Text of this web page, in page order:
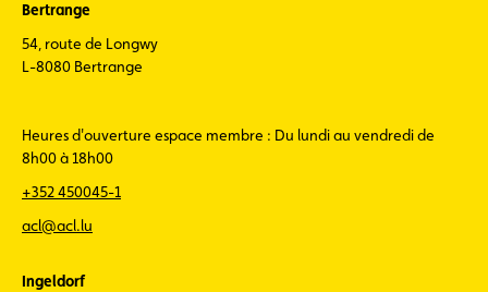
Bertrange
54, route de Longwy
L-8080 Bertrange
Heures d'ouverture espace membre : Du lundi au vendredi de
8h00 à 18h00
+352 450045-1
acl@acl.lu
Ingeldorf